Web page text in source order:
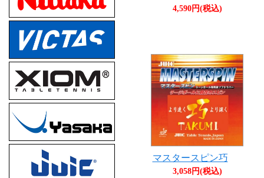
4,590円(税込)
マスタースピン巧
3,058円(税込)